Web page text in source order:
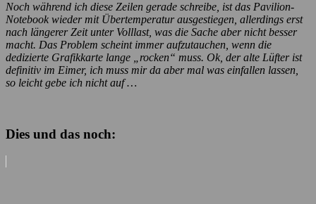
Noch während ich diese Zeilen gerade schreibe, ist das Pavilion-
Notebook wieder mit Übertemperatur ausgestiegen, allerdings erst
nach längerer Zeit unter Volllast, was die Sache aber nicht besser
macht. Das Problem scheint immer aufzutauchen, wenn die
dedizierte Grafikkarte lange „rocken“ muss. Ok, der alte Lüfter ist
definitiv im Eimer, ich muss mir da aber mal was einfallen lassen,
so leicht gebe ich nicht auf …
Dies und das noch: